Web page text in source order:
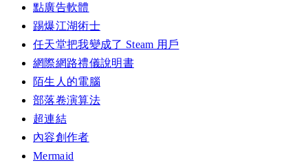
點廣告軟體
踢爆江湖術士
任天堂把我變成了 Steam 用戶
網際網路禮儀說明書
陌生人的電腦
部落卷演算法
超連結
內容創作者
Mermaid